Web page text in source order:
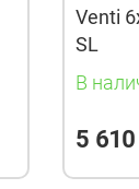
Venti
SL
В
5